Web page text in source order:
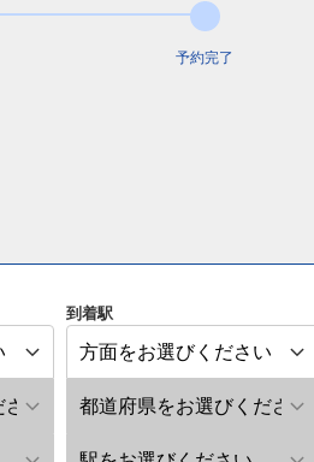
予約完了
到着駅